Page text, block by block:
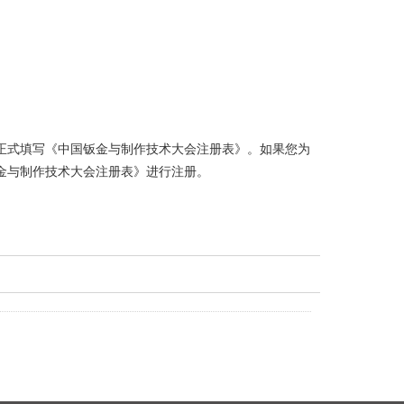
填写《中国钣金与制作技术大会注册表》。如果您为
制作技术大会注册表》进行注册。